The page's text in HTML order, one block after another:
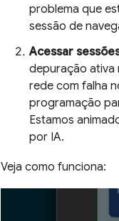
problema que
sessão de
Acessar
depuração ativa
rede com falha
programação
Estamos
por IA.
Veja como funciona: